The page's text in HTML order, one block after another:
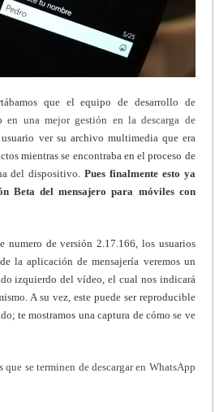
que el equipo de desarrollo de
en una mejor gestión en la descarga de
ver su archivo multimedia que era
mientras se encontraba en el proceso de
del dispositivo.Pues finalmente esto ya
Beta del mensajero para móviles con
numero de versión 2.17.166, los usuarios
la aplicación de mensajería veremos un
izquierdo del vídeo, el cual nos indicará
A su vez, este puede ser reproducible
te mostramos una captura de cómo se ve